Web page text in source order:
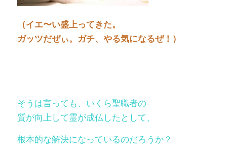
（イエ〜い盛上ってきた。
ガッツだぜぃ。ガチ、やる気になるぜ！）
そうは言っても、いくら聖職者の
質が向上して霊が成仏したとして、
根本的な解決になっているのだろうか？